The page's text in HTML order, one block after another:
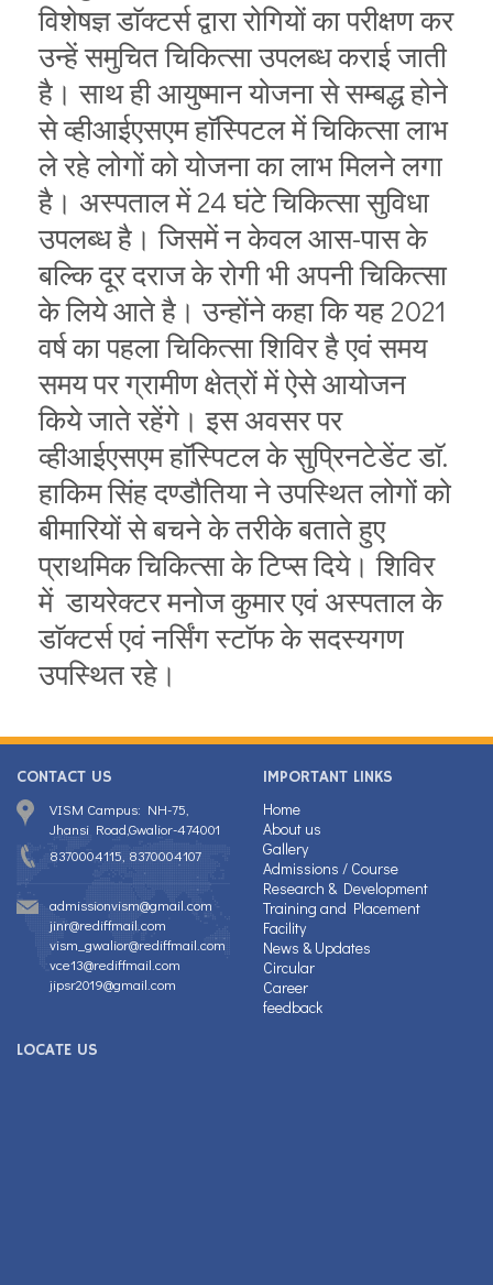
विशेषज्ञ डाॅक्टर्स द्वारा रोगियों का परीक्षण कर
उन्हें समुचित चिकित्सा उपलब्ध कराई जाती
है। साथ ही आयुष्मान योजना से सम्बद्ध होने
से व्हीआईएसएम हाॅस्पिटल में चिकित्सा लाभ
ले रहे लोगों को योजना का लाभ मिलने लगा
है। अस्पताल में 24 घंटे चिकित्सा सुविधा
उपलब्ध है। जिसमें न केवल आस-पास के
बल्कि दूर दराज के रोगी भी अपनी चिकित्सा
के लिये आते है। उन्होंने कहा कि यह 2021
वर्ष का पहला चिकित्सा शिविर है एवं समय
समय पर ग्रामीण क्षेत्रों में ऐसे आयोजन
किये जाते रहेंगे। इस अवसर पर
व्हीआईएसएम हाॅस्पिटल के सुप्रिनटेडेंट डाॅ.
हाकिम सिंह दण्डौतिया ने उपस्थित लोगों को
बीमारियों से बचने के तरीके बताते हुए
प्राथमिक चिकित्सा के टिप्स दिये। शिविर
में डायरेक्टर मनोज कुमार एवं अस्पताल के
डाॅक्टर्स एवं नर्सिंग स्टाॅफ के सदस्यगण
उपस्थित रहे।
CONTACT US
VISM Campus: NH-75,
Jhansi Road,Gwalior-474001
8370004115, 8370004107
admissionvism@gmail.com
jinr@rediffmail.com
vism_gwalior@rediffmail.com
vce13@rediffmail.com
jipsr2019@gmail.com
IMPORTANT LINKS
Home
About us
Gallery
Admissions / Course
Research & Development
Training and Placement
Facility
News & Updates
Circular
Career
feedback
LOCATE US